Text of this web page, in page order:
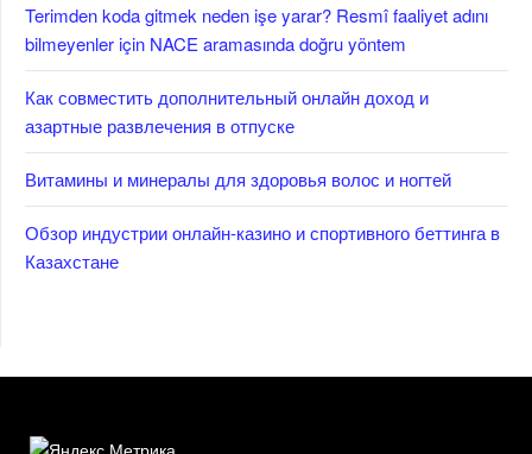
Terimden koda gitmek neden işe yarar? Resmî faaliyet adını
bilmeyenler için NACE aramasında doğru yöntem
Как совместить дополнительный онлайн доход и
азартные развлечения в отпуске
Витамины и минералы для здоровья волос и ногтей
Обзор индустрии онлайн-казино и спортивного беттинга в
Казахстане